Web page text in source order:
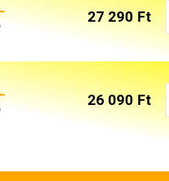
27 290 Ft
26 090 Ft